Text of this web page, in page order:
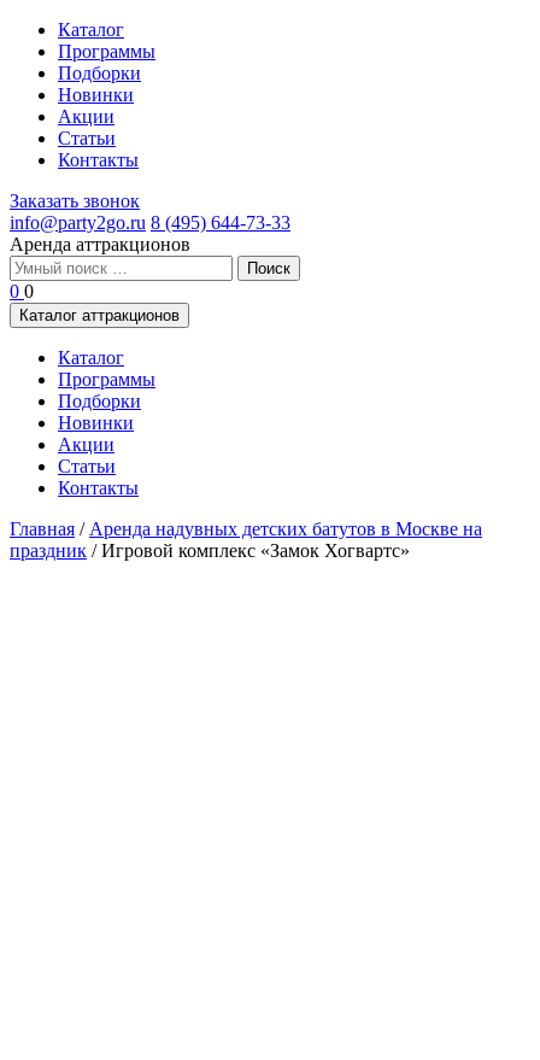
Каталог
Программы
Подборки
Новинки
Акции
Статьи
Контакты
Заказать звонок
info@party2go.ru 8 (495) 644-73-33
Аренда аттракционов
Найти:
0 0
Каталог аттракционов
Каталог
Программы
Подборки
Новинки
Акции
Статьи
Контакты
Главная / Аренда надувных детских батутов в Москве на
праздник /Игровой комплекс «Замок Хогвартс»